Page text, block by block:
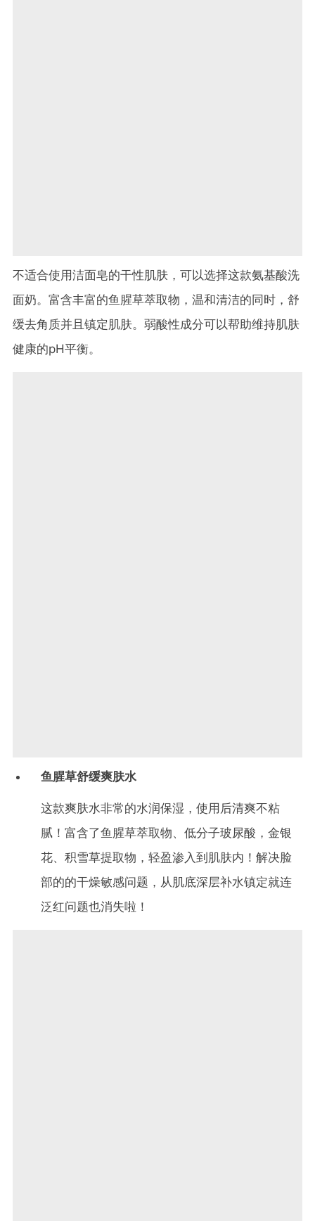
不适合使用洁面皂的干性肌肤，可以选择这款氨基酸洗
面奶。富含丰富的鱼腥草萃取物，温和清洁的同时，舒
缓去角质并且镇定肌肤。弱酸性成分可以帮助维持肌肤
健康的pH平衡。
鱼腥草舒缓爽肤水
这款爽肤水非常的水润保湿，使用后清爽不粘
腻！富含了鱼腥草萃取物、低分子玻尿酸，金银
花、积雪草提取物，轻盈渗入到肌肤内！解决脸
部的的干燥敏感问题，从肌底深层补水镇定就连
泛红问题也消失啦！